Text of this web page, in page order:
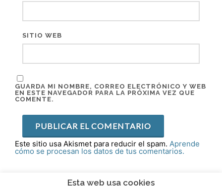
SITIO WEB
GUARDA MI NOMBRE, CORREO ELECTRÓNICO Y WEB
EN ESTE NAVEGADOR PARA LA PRÓXIMA VEZ QUE
COMENTE.
Este sitio usa Akismet para reducir el spam. Aprende
cómo se procesan los datos de tus comentarios.
Esta web usa cookies